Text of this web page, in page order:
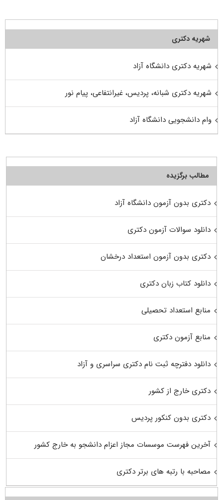
شهریه دکتری
شهریه دکتری دانشگاه آزاد
شهریه دکتری شبانه، پردیس، غیرانتفاعی، پیام نور
وام دانشجویی دانشگاه آزاد
مطالب برگزیده
دکتری بدون آزمون دانشگاه آزاد
دانلود سوالات آزمون دکتری
دکتری بدون آزمون استعداد درخشان
دانلود کتاب زبان دکتری
منابع استعداد تحصیلی
منابع آزمون دکتری
دانلود دفترچه ثبت نام دکتری سراسری و آزاد
دکتری خارج از کشور
دکتری بدون کنکور پردیس
آخرین فهرست موسسات مجاز اعزام دانشجو به خارج کشور
مصاحبه با رتبه های برتر دکتری